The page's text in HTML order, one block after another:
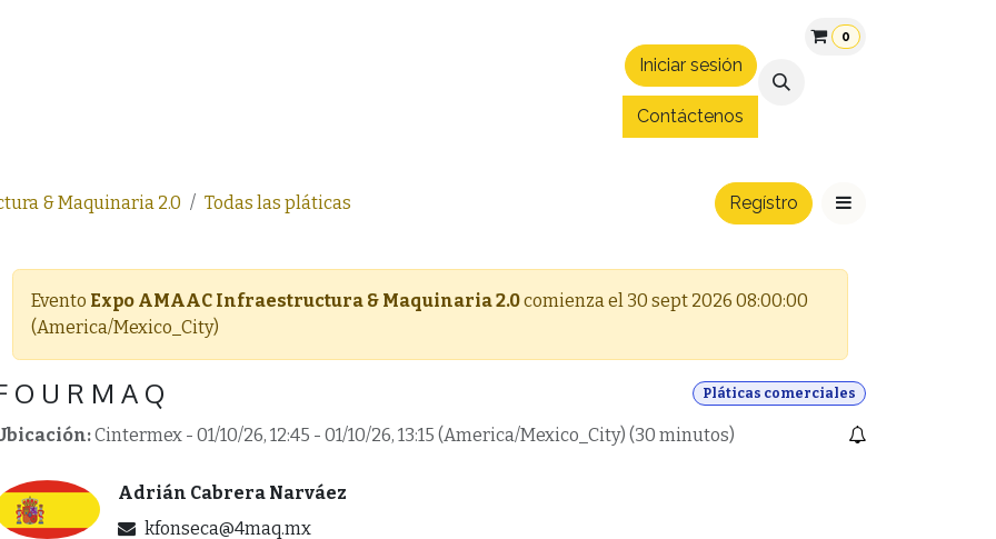
Patrocinios Convenios
Iniciar sesión
Contáctenos
0
& Maquinaria 2.0 Todas las pláticas Regístro
Evento Expo AMAAC Infraestructura & Maquinaria 2.0comienza el 30 sept 2026 08:00:00
(America/Mexico_City)
O U R M A Q Pláticas comerciales
Cintermex - 01/10/26, 12:45 - 01/10/26, 13:15 (America/Mexico_City) (30 minutos)
Adrián Cabrera Narváez
kfonseca@4maq.mx